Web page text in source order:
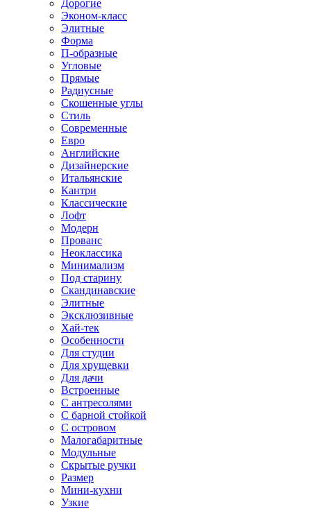
Дорогие
Эконом-класс
Элитные
Форма
П-образные
Угловые
Прямые
Радиусные
Скошенные углы
Стиль
Современные
Евро
Английские
Дизайнерские
Итальянские
Кантри
Классические
Лофт
Модерн
Прованс
Неоклассика
Минимализм
Под старину
Скандинавские
Элитные
Эксклюзивные
Хай-тек
Особенности
Для студии
Для хрущевки
Для дачи
Встроенные
С антресолями
С барной стойкой
С островом
Малогабаритные
Модульные
Скрытые ручки
Размер
Мини-кухни
Узкие